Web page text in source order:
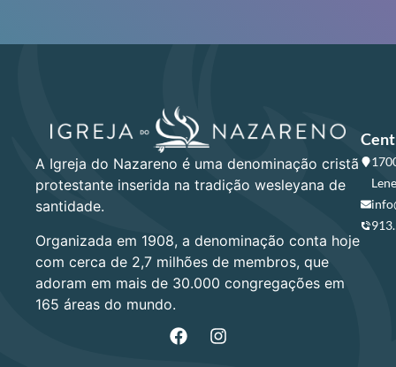
A Igreja do Nazareno é uma denominação cristã
protestante inserida na tradição wesleyana de
santidade.
Organizada em 1908, a denominação conta hoje
com cerca de 2,7 milhões de membros, que
adoram em mais de 30.000 congregações em
165 áreas do mundo.